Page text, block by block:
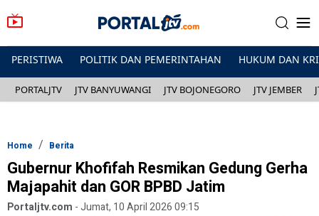
PERISTIWA POLITIK DAN PEMERINTAHAN HUKUM DAN
PORTALJTV JTV BANYUWANGI JTV BOJONEGORO JTV JEMBER
Home Berita
Gubernur Khofifah Resmikan Gedung Gerha
Majapahit dan GOR BPBD Jatim
Portaljtv.com -Jumat, 10 April 2026 09:15